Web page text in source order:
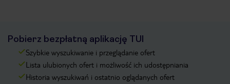
Pobierz bezpłatną aplikację TUI
Szybkie wyszukiwanie i przeglądanie ofert
Lista ulubionych ofert i możliwość ich udostępniania
Historia wyszukiwań i ostatnio oglądanych ofert